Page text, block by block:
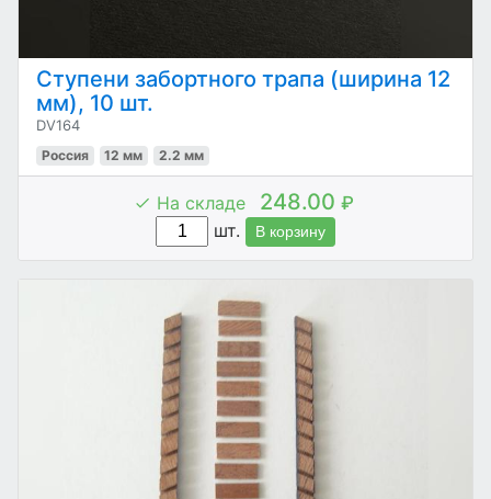
Ступени забортного трапа (ширина 12
мм), 10 шт.
DV164
Россия 12 мм 2.2 мм
На складе 248.00 ₽
шт.
В корзину